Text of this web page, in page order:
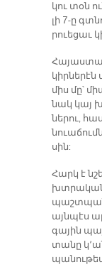
կու տօն
լի 7-ը
րուե­ցաւ
կիր­նե­րէն
միս մը՝
նակ կայ
նե­րու,
սին:
Հարկ է
այն­պէս
գա­յին
տա­նը